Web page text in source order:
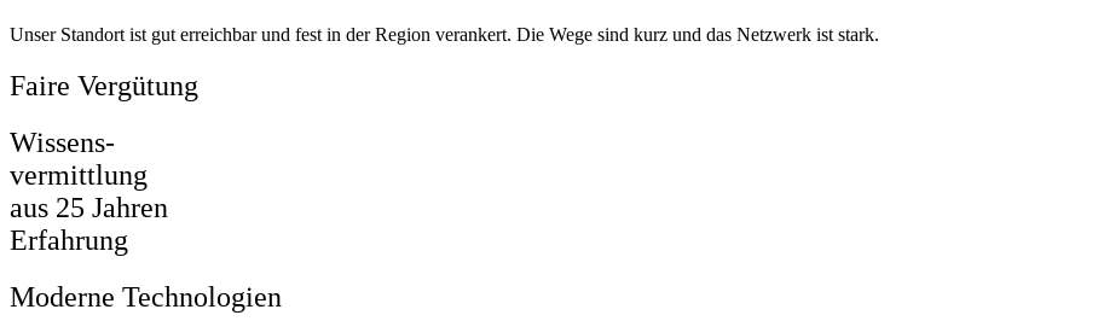
Unser Standort ist gut erreichbar und fest in der Region verankert. Die Wege sind kurz und das Netzwerk ist stark.
Faire Vergütung
Wissens-
vermittlung
aus 25 Jahren
Erfahrung
Moderne Technologien